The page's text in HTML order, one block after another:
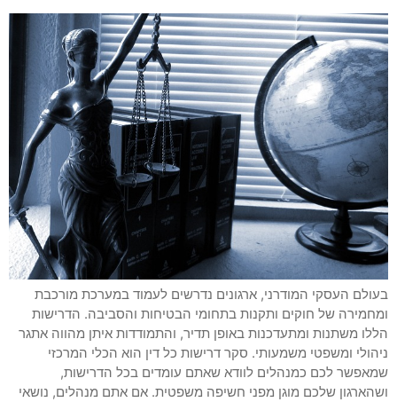
בעולם העסקי המודרני, ארגונים נדרשים לעמוד במערכת מורכבת
ומחמירה של חוקים ותקנות בתחומי הבטיחות והסביבה. הדרישות
הללו משתנות ומתעדכנות באופן תדיר, והתמודדות איתן מהווה אתגר
ניהולי ומשפטי משמעותי. סקר דרישות כל דין הוא הכלי המרכזי
שמאפשר לכם כמנהלים לוודא שאתם עומדים בכל הדרישות,
ושהארגון שלכם מוגן מפני חשיפה משפטית. אם אתם מנהלים, נושאי